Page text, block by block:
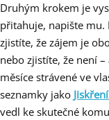
Druhým krokem je
přitahuje, napište mu.
zjistíte, že zájem je
nebo zjistíte, že není
měsíce strávené ve
seznamky jako Jiskření
vedl ke skutečné